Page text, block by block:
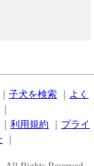
子犬を検索
よく
利用規約
プライ